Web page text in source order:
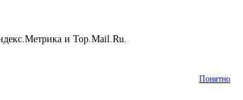
и Top.Mail.Ru.
Понятно